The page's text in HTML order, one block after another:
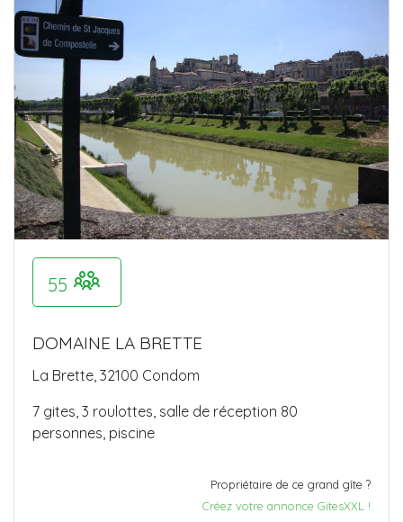
55
DOMAINE LA BRETTE
La Brette, 32100 Condom
7 gites, 3 roulottes, salle de réception 80
personnes, piscine
Propriétaire de ce grand gîte ?
Créez votre annonce GitesXXL !